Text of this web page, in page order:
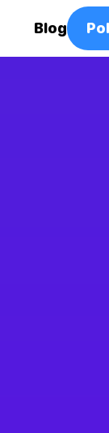
Blog